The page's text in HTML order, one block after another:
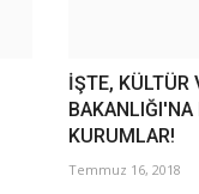
İŞTE, KÜLTÜR
BAKANLIĞI'NA
KURUMLAR!
Temmuz 16, 2018